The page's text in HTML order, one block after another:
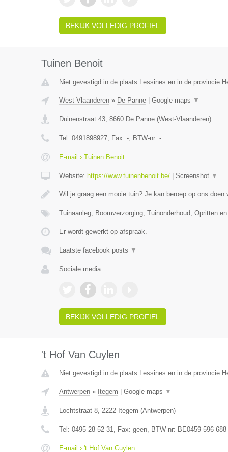
BEKIJK VOLLEDIG PROFIEL
Tuinen Benoit
Niet gevestigd in de plaats Lessines en in de provincie
West-Vlaanderen» De Panne| Google maps ▼
Duinenstraat 43, 8660 De Panne(West-Vlaanderen)
Tel: 0491898927, Fax: -, BTW-nr: -
E-mail › Tuinen Benoit
Website: https://www.tuinenbenoit.be/| Screenshot ▼
Wil je graag een mooie tuin? Je kan beroep op ons doen
Tuinaanleg, Boomverzorging, Tuinonderhoud, Opritten
Er wordt gewerkt op afspraak.
Laatste facebook posts ▼
Sociale media:
BEKIJK VOLLEDIG PROFIEL
't Hof Van Cuylen
Niet gevestigd in de plaats Lessines en in de provincie
Antwerpen» Itegem Google maps ▼
Lochtstraat 8, 2222 Itegem (Antwerpen)
Tel: 0495 28 52 31, Fax: geen, BTW-nr: BE0459 596 688
E-mail › 't Hof Van Cuylen